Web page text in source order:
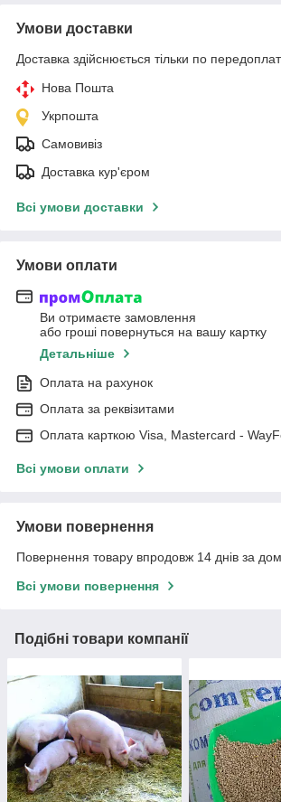
Умови доставки
Доставка здійснюється тільки по
Нова Пошта
Укрпошта
Самовивіз
Доставка кур'єром
Всі умови доставки
Умови оплати
Ви отримаєте замовлення
або гроші повернуться на вашу картку
Детальніше
Оплата на рахунок
Оплата за реквізитами
Оплата карткою Visa, Mastercard -
Всі умови оплати
Умови повернення
Повернення товару впродовж 14 днів за
Всі умови повернення
Подібні товари компанії